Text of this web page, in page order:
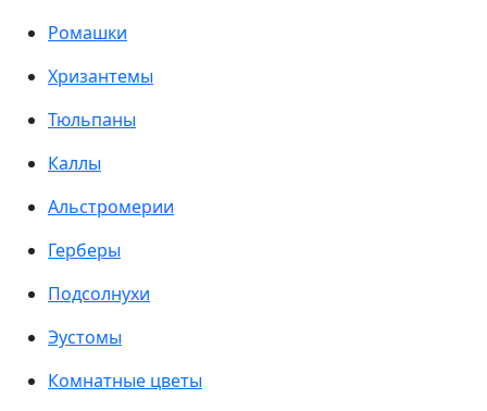
Ромашки
Хризантемы
Тюльпаны
Каллы
Альстромерии
Герберы
Подсолнухи
Эустомы
Комнатные цветы